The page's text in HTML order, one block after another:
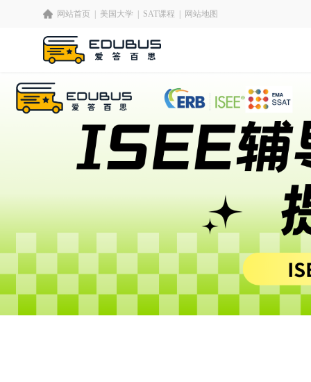
网站首页 美国大学 SAT课程 网站地图